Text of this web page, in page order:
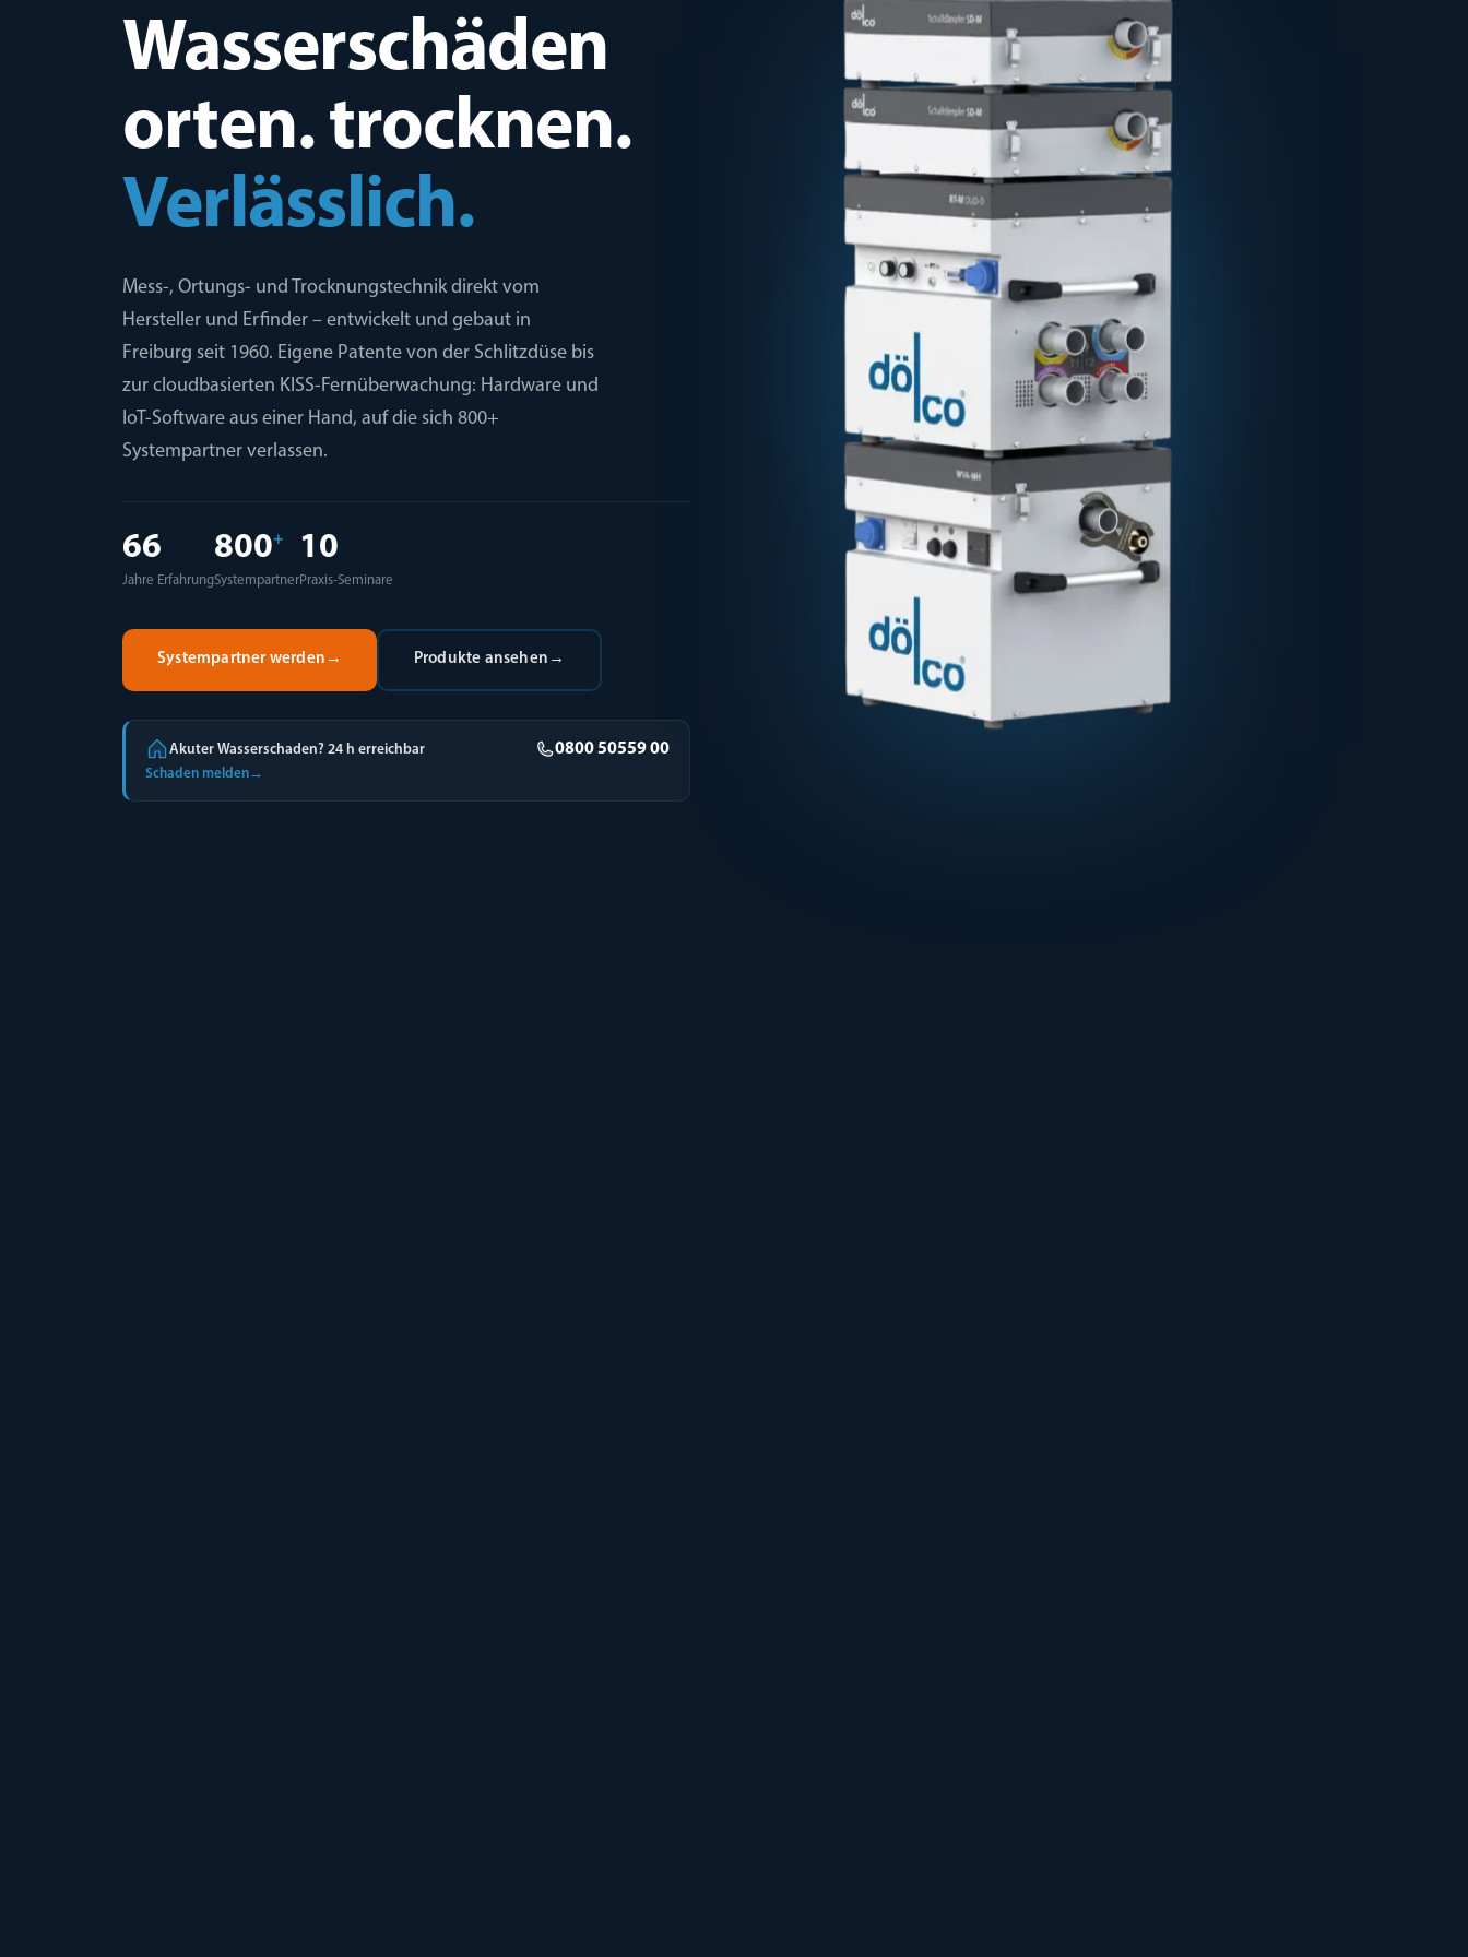
Wasserschäden
orten. trocknen.
Verlässlich.
Mess-, Ortungs- und Trocknungstechnik direkt vom
Hersteller und Erfinder – entwickelt und gebaut in
Freiburg seit 1960. Eigene Patente von der Schlitzdüse bis
zur cloudbasierten KISS-Fernüberwachung: Hardware und
IoT-Software aus einer Hand, auf die sich 800+
Systempartner verlassen.
66
Jahre Erfahrung
800+
Systempartner
10
Praxis-Seminare
Systempartner werden → Produkte ansehen →
Akuter Wasserschaden? 24 h erreichbar 0800 50559 00
Schaden melden→